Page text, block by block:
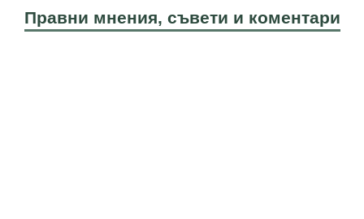
Правни мнения, съвети и коментари